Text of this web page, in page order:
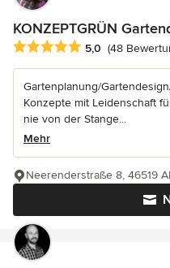
KONZEPTGRÜN
Durchschnittliche
5,0 (48
Gartenplanung/
Konzepte mit Leidenschaft
nie von der Stange...
Mehr
Neerenderstraße 8, 46519